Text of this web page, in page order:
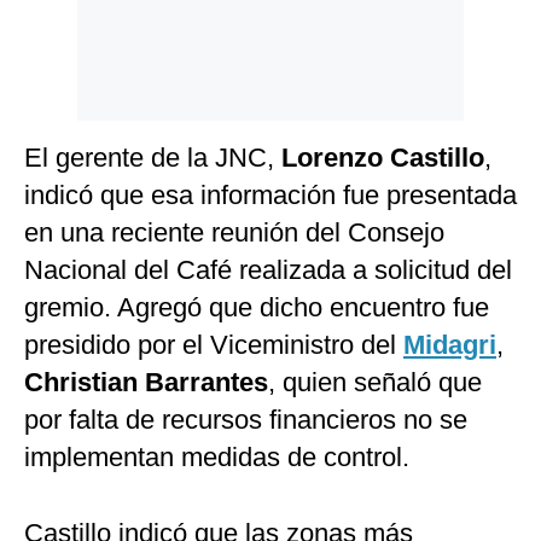
El gerente de la JNC, Lorenzo Castillo,
indicó que esa información fue presentada
en una reciente reunión del Consejo
Nacional del Café realizada a solicitud del
gremio. Agregó que dicho encuentro fue
presidido por el Viceministro del Midagri,
Christian Barrantes, quien señaló que
por falta de recursos financieros no se
implementan medidas de control.
Castillo indicó que las zonas más